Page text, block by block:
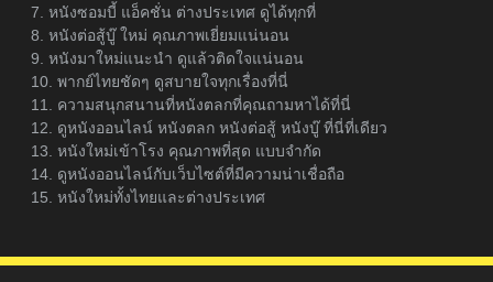
7. หนังซอมบี้ แอ็คชั่น ต่างประเทศ ดูได้ทุกที่
8. หนังต่อสู้บู๊ ใหม่ คุณภาพเยี่ยมแน่นอน
9. หนังมาใหม่แนะนำ ดูแล้วติดใจแน่นอน
10. พากย์ไทยชัดๆ ดูสบายใจทุกเรื่องที่นี่
11. ความสนุกสนานที่หนังตลกที่คุณถามหาได้ที่นี่
12. ดูหนังออนไลน์ หนังตลก หนังต่อสู้ หนังบู๊ ที่นี่ที่เดียว
13. หนังใหม่เข้าโรง คุณภาพที่สุด แบบจำกัด
14. ดูหนังออนไลน์กับเว็บไซต์ที่มีความน่าเชื่อถือ
15. หนังใหม่ทั้งไทยและต่างประเทศ